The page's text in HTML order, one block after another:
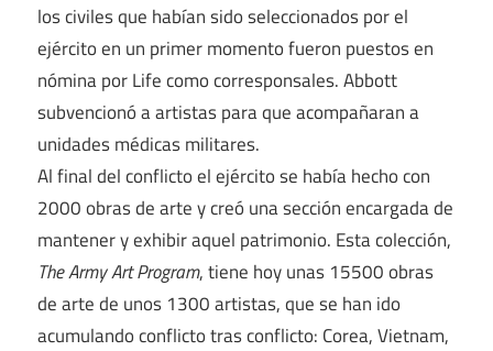
los civiles que habían sido seleccionados por el
ejército en un primer momento fueron puestos en
nómina por Life como corresponsales. Abbott
subvencionó a artistas para que acompañaran a
unidades médicas militares.
Al final del conflicto el ejército se había hecho con
2000 obras de arte y creó una sección encargada de
mantener y exhibir aquel patrimonio. Esta colección,
The Army Art Program, tiene hoy unas 15500 obras
de arte de unos 1300 artistas, que se han ido
acumulando conflicto tras conflicto: Corea, Vietnam,